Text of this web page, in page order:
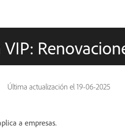
Última actualización el 19-06-2025
a empresas.